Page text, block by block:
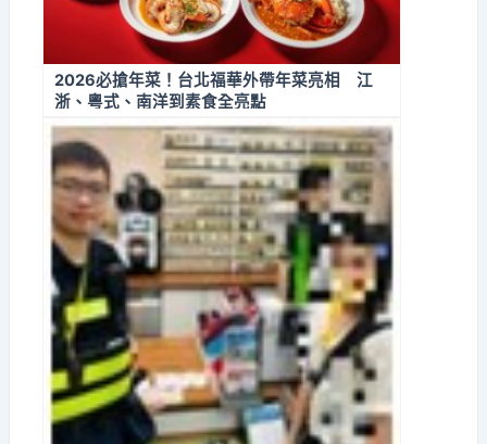
2026必搶年菜！台北福華外帶年菜亮相 江
浙、粵式、南洋到素食全亮點